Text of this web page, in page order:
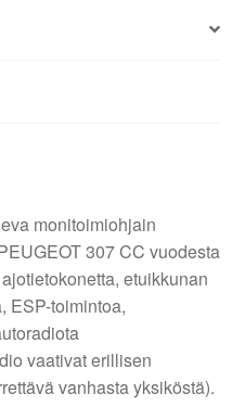
monitoimiohjain
307 CC vuodesta
etuikkunan
ESP-toimintoa,
vaativat erillisen
vanhasta yksiköstä).